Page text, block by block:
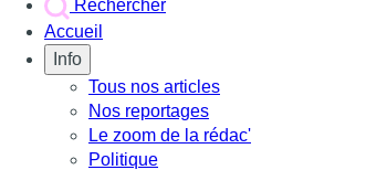
Rechercher
Accueil
Info
Tous nos articles
Nos reportages
Le zoom de la rédac'
Politique